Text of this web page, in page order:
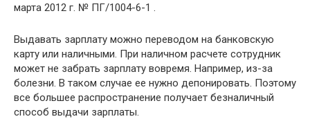
марта 2012 г. № ПГ/1004-6-1 .
Выдавать зарплату можно переводом на банковскую
карту или наличными. При наличном расчете сотрудник
может не забрать зарплату вовремя. Например, из-за
болезни. В таком случае ее нужно депонировать. Поэтому
все большее распространение получает безналичный
способ выдачи зарплаты.